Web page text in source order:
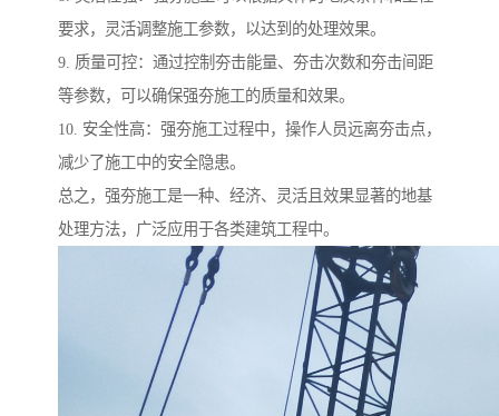
要求，灵活调整施工参数，以达到的处理效果。
9. 质量可控：通过控制夯击能量、夯击次数和夯击间距
等参数，可以确保强夯施工的质量和效果。
10. 安全性高：强夯施工过程中，操作人员远离夯击点，
减少了施工中的安全隐患。
总之，强夯施工是一种、经济、灵活且效果显著的地基
处理方法，广泛应用于各类建筑工程中。